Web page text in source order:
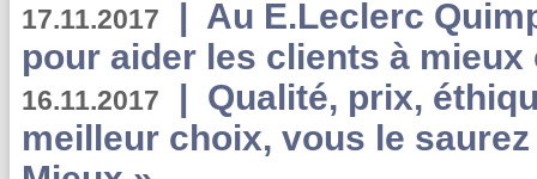
17.11.2017 | Au E.Leclerc
pour aider les clients à
16.11.2017 | Qualité, prix,
meilleur choix, vous le